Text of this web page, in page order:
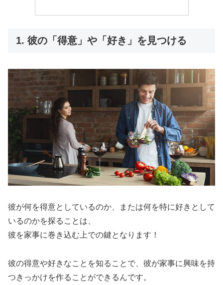
1. 彼の「得意」や「好き」を見つける
彼が何を得意としているのか、または何を特に好きとして
いるのかを探ることは、
彼を家事に巻き込む上での鍵となります！
彼の得意や好きなことを知ることで、彼が家事に興味を持
つきっかけを作ることができるんです。